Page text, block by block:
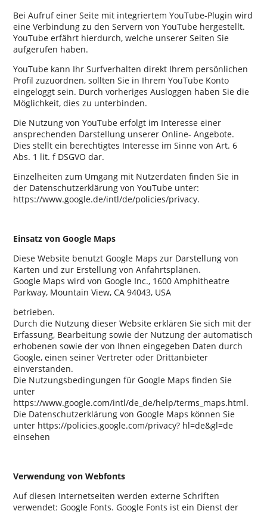
Bei Aufruf einer Seite mit integriertem YouTube-Plugin wird
eine Verbindung zu den Servern von YouTube hergestellt.
YouTube erfährt hierdurch, welche unserer Seiten Sie
aufgerufen haben.
YouTube kann Ihr Surfverhalten direkt Ihrem persönlichen
Profil zuzuordnen, sollten Sie in Ihrem YouTube Konto
eingeloggt sein. Durch vorheriges Ausloggen haben Sie die
Möglichkeit, dies zu unterbinden.
Die Nutzung von YouTube erfolgt im Interesse einer
ansprechenden Darstellung unserer Online- Angebote.
Dies stellt ein berechtigtes Interesse im Sinne von Art. 6
Abs. 1 lit. f DSGVO dar.
Einzelheiten zum Umgang mit Nutzerdaten finden Sie in
der Datenschutzerklärung von YouTube unter:
https://www.google.de/intl/de/policies/privacy.
Einsatz von Google Maps
Diese Website benutzt Google Maps zur Darstellung von
Karten und zur Erstellung von Anfahrtsplänen.
Google Maps wird von Google Inc., 1600 Amphitheatre
Parkway, Mountain View, CA 94043, USA
betrieben.
Durch die Nutzung dieser Website erklären Sie sich mit der
Erfassung, Bearbeitung sowie der Nutzung der automatisch
erhobenen sowie der von Ihnen eingegeben Daten durch
Google, einen seiner Vertreter oder Drittanbieter
einverstanden.
Die Nutzungsbedingungen für Google Maps finden Sie
unter
https://www.google.com/intl/de_de/help/terms_maps.html.
Die Datenschutzerklärung von Google Maps können Sie
unter https://policies.google.com/privacy? hl=de&gl=de
einsehen
Verwendung von Webfonts
Auf diesen Internetseiten werden externe Schriften
verwendet: Google Fonts. Google Fonts ist ein Dienst der